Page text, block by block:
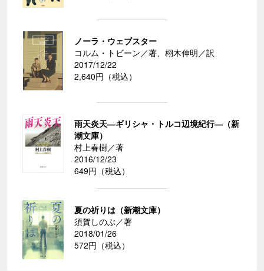
ノーラ・ウェブスター
コルム・トビーン／著、栩木伸明／訳
2017/12/22
2,640円（税込）
雨天炎天―ギリシャ・トルコ辺境紀行―（新
潮文庫）
村上春樹／著
2016/12/23
649円（税込）
夏の祈りは（新潮文庫）
須賀しのぶ／著
2018/01/26
572円（税込）